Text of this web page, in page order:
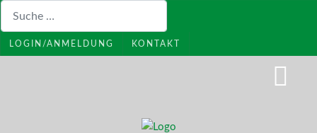
LOGIN/ANMELDUNG KONTAKT